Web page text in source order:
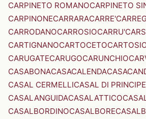
CARPINETO ROMANOCARPINETO
CARPINONECARRARACARRE'
CARRODANOCARROSIOCARRU'
CARTIGNANOCARTOCETO
CARUGATECARUGOCARUNCHIO
CASABONACASACALENDA
CASAL CERMELLICASAL DI PRINCIPE
CASALANGUIDACASALATTICO
CASALBORDINOCASALBORE